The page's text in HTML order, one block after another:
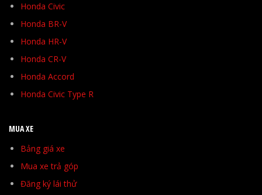
Honda Civic
Honda BR-V
Honda HR-V
Honda CR-V
Honda Accord
Honda Civic Type R
MUA XE
Bảng giá xe
Mua xe trả góp
Đăng ký lái thử